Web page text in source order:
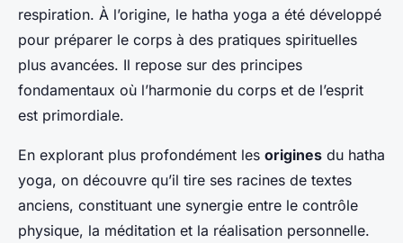
respiration. À l’origine, le hatha yoga a été développé
pour préparer le corps à des pratiques spirituelles
plus avancées. Il repose sur des principes
fondamentaux où l’harmonie du corps et de l’esprit
est primordiale.
En explorant plus profondément les origines du hatha
yoga, on découvre qu’il tire ses racines de textes
anciens, constituant une synergie entre le contrôle
physique, la méditation et la réalisation personnelle.